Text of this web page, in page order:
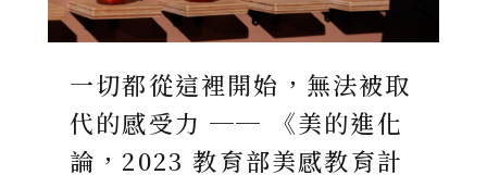
一切都從這裡開始，無法被取
代的感受力 ── 《美的進化
論，2023 教育部美感教育計